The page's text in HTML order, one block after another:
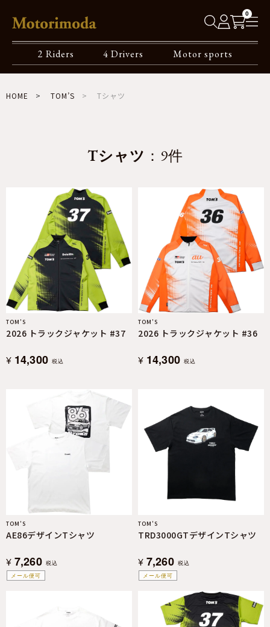
0
2 Riders 4 Drivers Motor sports
HOME TOM’S Tシャツ
Tシャツ ：9件
TOM’S
2026 トラックジャケット #37
¥ 14,300 税込
TOM’S
2026 トラックジャケット #36
¥ 14,300 税込
メール便可
TOM’S
AE86デザインTシャツ
¥ 7,260 税込
メール便可
TOM’S
TRD3000GTデザインTシャツ
¥ 7,260 税込